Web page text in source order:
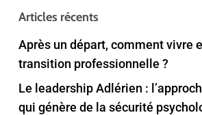
Articles récents
Après un départ, comment vivre
transition professionnelle ?
Le leadership Adlérien :
qui génère de la sécurité